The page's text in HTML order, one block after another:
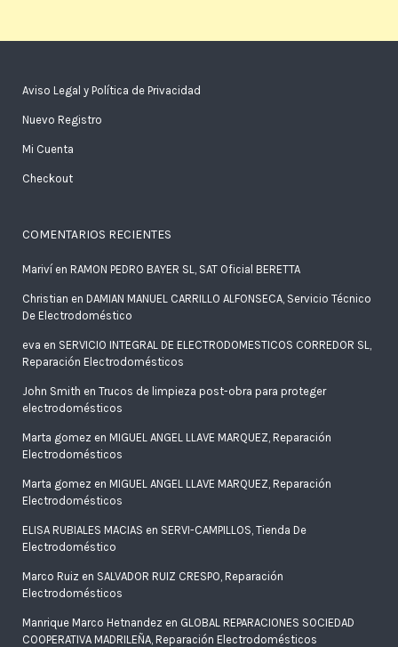
Aviso Legal y Política de Privacidad
Nuevo Registro
Mi Cuenta
Checkout
COMENTARIOS RECIENTES
Marivíen RAMON PEDRO BAYER SL, SAT Oficial BERETTA
Christian en DAMIAN MANUEL CARRILLO ALFONSECA, Servicio Técnico
De Electrodoméstico
eva en SERVICIO INTEGRAL DE ELECTRODOMESTICOS CORREDOR SL,
Reparación Electrodomésticos
John Smith en Trucos de limpieza post-obra para proteger
electrodomésticos
Marta gomez en MIGUEL ANGEL LLAVE MARQUEZ, Reparación
Electrodomésticos
Marta gomez en MIGUEL ANGEL LLAVE MARQUEZ, Reparación
Electrodomésticos
ELISA RUBIALES MACIAS en SERVI-CAMPILLOS, Tienda De
Electrodoméstico
Marco Ruiz en SALVADOR RUIZ CRESPO, Reparación
Electrodomésticos
Manrique Marco Hetnandez en GLOBAL REPARACIONES SOCIEDAD
COOPERATIVA MADRILEÑA, Reparación Electrodomésticos